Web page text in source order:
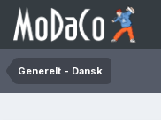
Generelt - Dansk